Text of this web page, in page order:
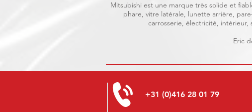
Mitsubishi est une marque très solide et
phare, vitre latérale, lunette arrière,
carrosserie, électricité,
Eric
+31 (0)416 28 01 79